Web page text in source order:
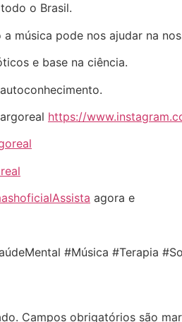
o Brasil.
música pode nos ajudar na
e base na ciência.
https://
agora e
#Música #Terapia
Campos obrigatórios são